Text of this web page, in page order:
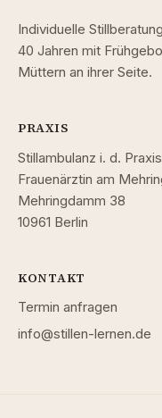
Individuelle
40 Jahren mit
Müttern an ihrer Seite.
PRAXIS
Stillambulanz i. d. Praxis
Frauenärztin am
Mehringdamm 38
10961 Berlin
KONTAKT
Termin anfragen
info@stillen-lernen.de